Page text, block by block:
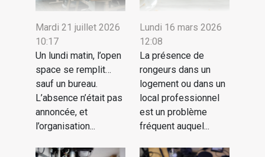
Mardi 21 juillet 2026
10:17
Un lundi matin, l’open
space se remplit…
sauf un bureau.
L’absence n’était pas
annoncée, et
l’organisation...
Lundi 16 mars 2026
12:08
La présence de
rongeurs dans un
logement ou dans un
local professionnel
est un problème
fréquent auquel...